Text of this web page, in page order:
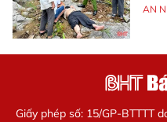
AN
Giấy phép số: 15/GP-BTTTT